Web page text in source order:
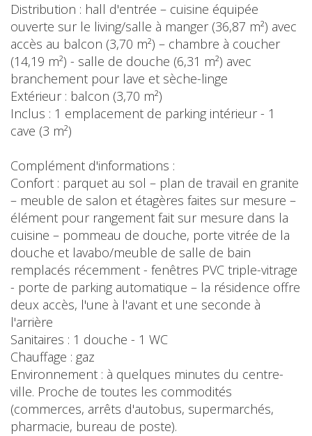
Distribution : hall d'entrée – cuisine équipée
ouverte sur le living/salle à manger (36,87 m²) avec
accès au balcon (3,70 m²) – chambre à coucher
(14,19 m²) - salle de douche (6,31 m²) avec
branchement pour lave et sèche-linge
Extérieur : balcon (3,70 m²)
Inclus : 1 emplacement de parking intérieur - 1
cave (3 m²)
Complément d'informations :
Confort : parquet au sol – plan de travail en granite
– meuble de salon et étagères faites sur mesure –
élément pour rangement fait sur mesure dans la
cuisine – pommeau de douche, porte vitrée de la
douche et lavabo/meuble de salle de bain
remplacés récemment - fenêtres PVC triple-vitrage
- porte de parking automatique – la résidence offre
deux accès, l'une à l'avant et une seconde à
l'arrière
Sanitaires : 1 douche - 1 WC
Chauffage : gaz
Environnement : à quelques minutes du centre-
ville. Proche de toutes les commodités
(commerces, arrêts d'autobus, supermarchés,
pharmacie, bureau de poste).